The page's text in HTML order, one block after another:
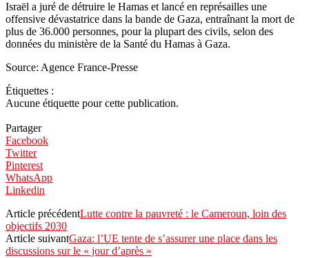
Israël a juré de détruire le Hamas et lancé en représailles une
offensive dévastatrice dans la bande de Gaza, entraînant la mort de
plus de 36.000 personnes, pour la plupart des civils, selon des
données du ministère de la Santé du Hamas à Gaza.
Source: Agence France-Presse
Étiquettes :
Aucune étiquette pour cette publication.
Partager
Facebook
Twitter
Pinterest
WhatsApp
Linkedin
Article précédentLutte contre la pauvreté : le Cameroun, loin des
objectifs 2030
Article suivantGaza: l’UE tente de s’assurer une place dans les
discussions sur le « jour d’après »